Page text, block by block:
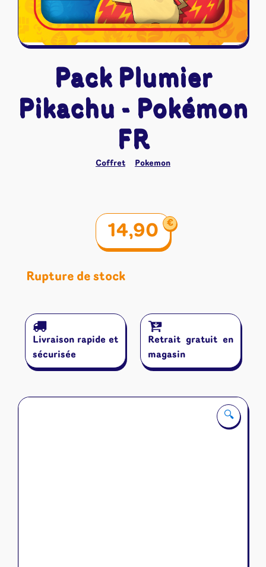
Naruto Mythos
Autres
Tapis de jeu
🔍
Pack Plumier
Pikachu - Pokémon
FR
Coffret Pokemon
14,90 €
Rupture de stock
Livraison rapide et
sécurisée
Retrait gratuit en
magasin